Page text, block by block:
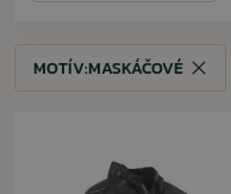
MOTÍV:MASKÁČOVÉ